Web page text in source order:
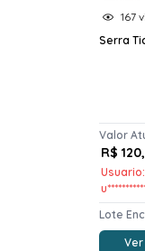
167
Serra
Valor
R$
Usuario:
Lote